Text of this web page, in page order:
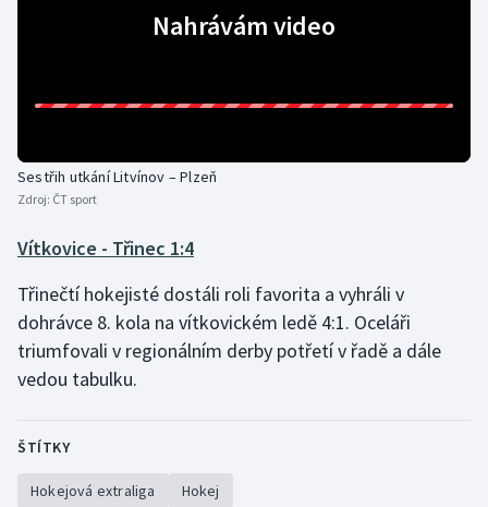
Nahrávám video
Sestřih utkání Litvínov – Plzeň
Zdroj: ČT sport
Vítkovice - Třinec 1:4
Třinečtí hokejisté dostáli roli favorita a vyhráli v
dohrávce 8. kola na vítkovickém ledě 4:1. Oceláři
triumfovali v regionálním derby potřetí v řadě a dále
vedou tabulku.
ŠTÍTKY
Hokejová extraliga Hokej